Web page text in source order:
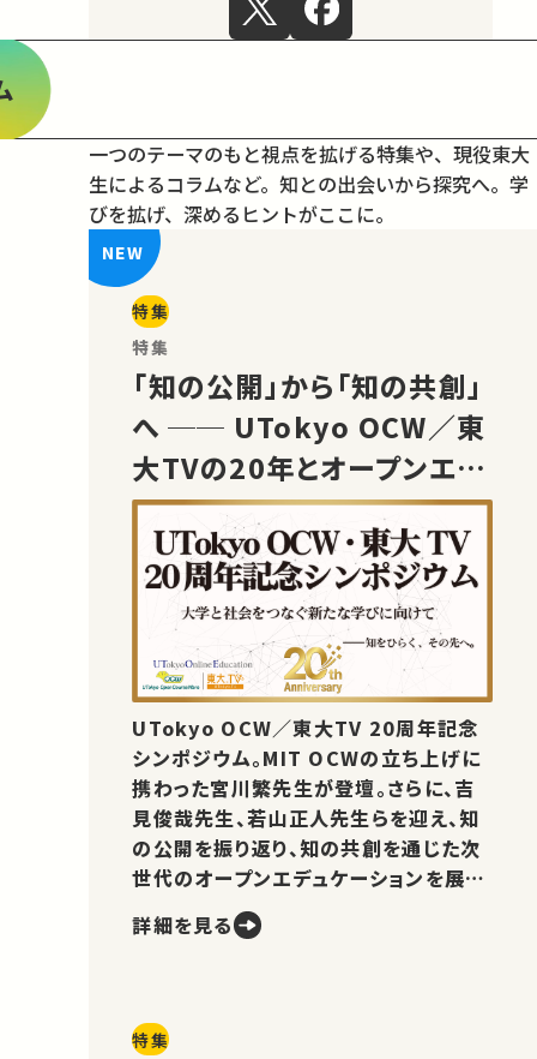
一つのテーマのもと視点を拡げる特集や、現役東大
生によるコラムなど。 知との出会いから探究へ。学
びを拡げ、深めるヒントがここに。
特集
特集
「知の公開」から「知の共創」
へ ── UTokyo OCW／東
大TVの20年とオープンエデ
ュケーションの未来
UTokyo OCW／東大TV 20周年記念
シンポジウム。MIT OCWの立ち上げに
携わった宮川繁先生が登壇。さらに、吉
見俊哉先生、若山正人先生らを迎え、知
の公開を振り返り、知の共創を通じた次
世代のオープンエデュケーションを展望
詳細を見る
特集